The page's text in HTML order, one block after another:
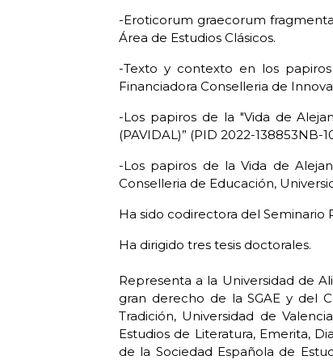
-Eroticorum graecorum
Área de Estudios Clásicos.
-Texto y contexto en los
Financiadora Conselleria de
-Los papiros de la "Vida de
(PAVIDAL)” (PID 2022-
-Los papiros de la Vida de
Conselleria de Educación,
Ha sido codirectora del
Ha dirigido tres tesis doctorales.
Representa a la Universidad de
gran derecho de la SGAE y del
Tradición, Universidad de
Estudios de Literatura, Emerita,
de la Sociedad Española de